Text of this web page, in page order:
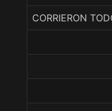
CORRIERON